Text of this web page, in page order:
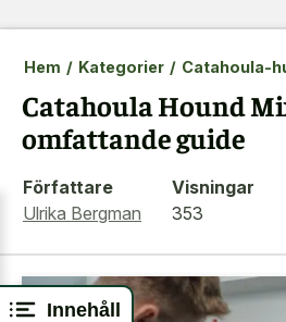
Innehåll
Hem / Kategorier / Catahoula-
Catahoula Hound
omfattande guide
Författare
Ulrika Bergman
Visningar
353